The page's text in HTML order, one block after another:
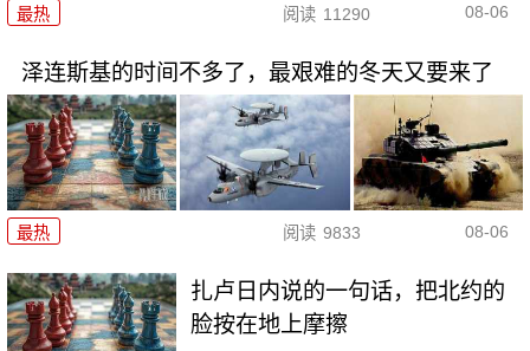
最热 阅读 11290 08-06
泽连斯基的时间不多了，最艰难的冬天又要来了
最热 阅读 9833 08-06
扎卢日内说的一句话，把北约的
脸按在地上摩擦